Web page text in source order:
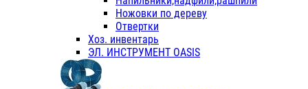
Ножовки по дереву
Отвертки
Хоз. инвентарь
ЭЛ. ИНСТРУМЕНТ OASIS